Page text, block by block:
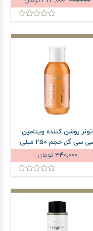
تونر روشن کننده ویتامین
سی سی گل حجم 250 میلی
لیتر
340,000 تومان